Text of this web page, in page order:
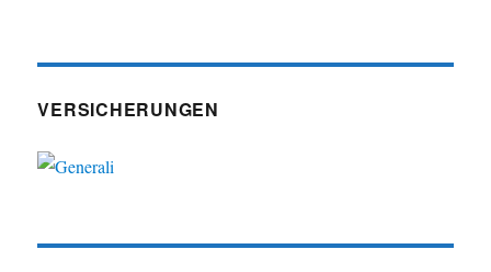
VERSICHERUNGEN